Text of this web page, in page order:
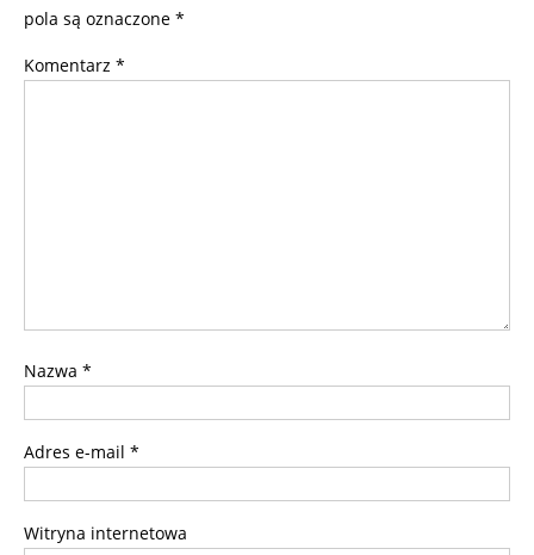
pola są oznaczone *
Komentarz *
Nazwa *
Adres e-mail *
Witryna internetowa